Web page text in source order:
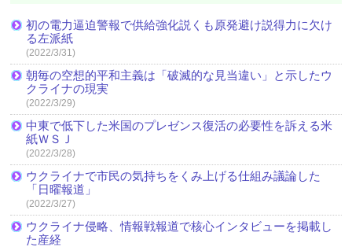
初の電力逼迫警報で供給強化説くも原発避け説得力に欠け
る左派紙
(2022/3/31)
朝毎の空想的平和主義は「破滅的な見当違い」と示したウ
クライナの現実
(2022/3/29)
中東で低下した米国のプレゼンス復活の必要性を訴える米
紙ＷＳＪ
(2022/3/28)
ウクライナで市民の気持ちをくみ上げる仕組み議論した
「日曜報道」
(2022/3/27)
ウクライナ侵略、情報戦報道で核心インタビューを掲載し
た産経